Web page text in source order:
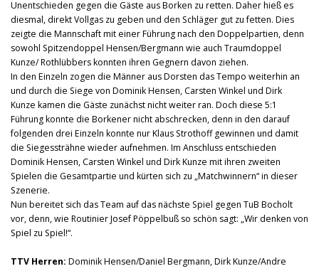
Unentschieden gegen die Gäste aus Borken zu retten. Daher hieß es
diesmal, direkt Vollgas zu geben und den Schläger gut zu fetten. Dies
zeigte die Mannschaft mit einer Führung nach den Doppelpartien, denn
sowohl Spitzendoppel Hensen/Bergmann wie auch Traumdoppel
Kunze/ Rothlübbers konnten ihren Gegnern davon ziehen.
In den Einzeln zogen die Männer aus Dorsten das Tempo weiterhin an
und durch die Siege von Dominik Hensen, Carsten Winkel und Dirk
Kunze kamen die Gäste zunächst nicht weiter ran. Doch diese 5:1
Führung konnte die Borkener nicht abschrecken, denn in den darauf
folgenden drei Einzeln konnte nur Klaus Strothoff gewinnen und damit
die Siegessträhne wieder aufnehmen. Im Anschluss entschieden
Dominik Hensen, Carsten Winkel und Dirk Kunze mit ihren zweiten
Spielen die Gesamtpartie und kürten sich zu „Matchwinnern“ in dieser
Szenerie.
Nun bereitet sich das Team auf das nächste Spiel gegen TuB Bocholt
vor, denn, wie Routinier Josef Pöppelbuß so schön sagt: „Wir denken von
Spiel zu Spiel!“.
TTV Herren: Dominik Hensen/Daniel Bergmann, Dirk Kunze/Andre